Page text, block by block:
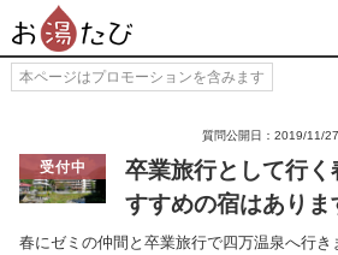
本ページはプロモーションを含みます
質問公開日：2019/11/
受付中
卒業旅行として行
すすめの宿はありま
春にゼミの仲間と卒業旅行で四万温泉へ行